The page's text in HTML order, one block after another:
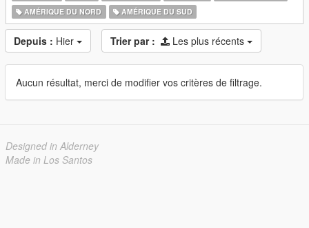
AMÉRIQUE DU NORD
AMÉRIQUE DU SUD
Depuis : Hier Trier par : Les plus récents
Aucun résultat, merci de modifier vos critères de filtrage.
Designed in Alderney
Made in Los Santos